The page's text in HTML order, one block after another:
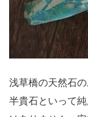
浅草橋の天然石
半貴石といって